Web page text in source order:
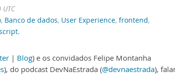
, Banco de dados, User Experience, frontend,
| Blog) e os convidados Felipe Montanha
), do podcast DevNaEstrada (@devnaestrada),